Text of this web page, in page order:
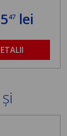
47 lei